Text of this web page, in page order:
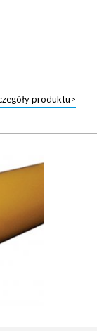
produktu>